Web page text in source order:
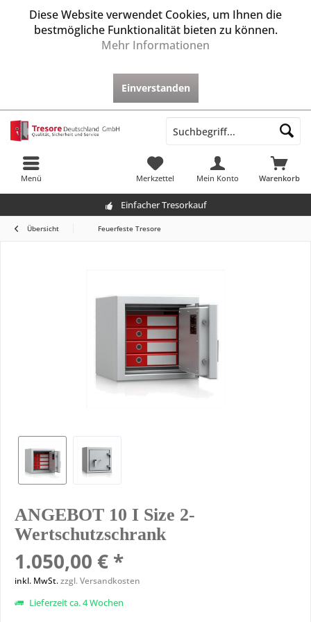
Diese Website verwendet Cookies, um Ihnen die
bestmögliche Funktionalität bieten zu können.
Mehr Informationen
Einverstanden
Menü Warenkorb
Merkzettel Mein Konto
Einfacher Tresorkauf
Übersicht Feuerfeste Tresore
ANGEBOT 10 I Size 2-
Wertschutzschrank
1.050,00 € *
inkl. MwSt.zzgl. Versandkosten
Lieferzeit ca. 4 Wochen